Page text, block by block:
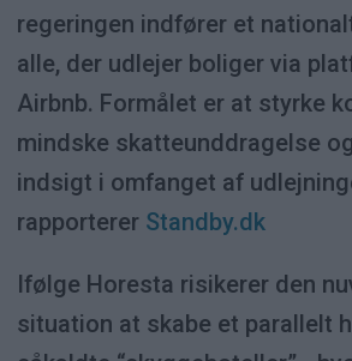
regeringen indfører et
alle, der udlejer boliger via
Airbnb. Formålet er at styrke
mindske skatteunddragelse
indsigt i omfanget af
rapporterer Standby.dk
Ifølge Horesta risikerer den
situation at skabe et parallelt